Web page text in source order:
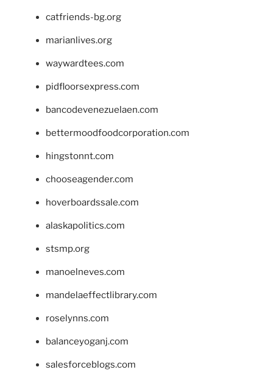
catfriends-bg.org
marianlives.org
waywardtees.com
pidfloorsexpress.com
bancodevenezuelaen.com
bettermoodfoodcorporation.com
hingstonnt.com
chooseagender.com
hoverboardssale.com
alaskapolitics.com
stsmp.org
manoelneves.com
mandelaeffectlibrary.com
roselynns.com
balanceyoganj.com
salesforceblogs.com